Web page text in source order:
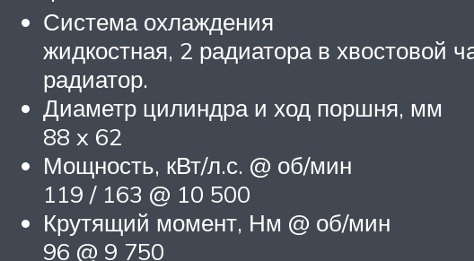
Система охлаждения
жидкостная, 2 радиатора в хвостовой
радиатор.
Диаметр цилиндра и ход поршня, мм
88 x 62
Мощность, кВт/л.с. @ об/мин
119 / 163 @ 10 500
Крутящий момент, Нм @ об/мин
96 @ 9 750